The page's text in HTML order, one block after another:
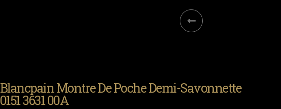
Blancpain Montre De Poche Demi-Savonnette
0151 3631 00A